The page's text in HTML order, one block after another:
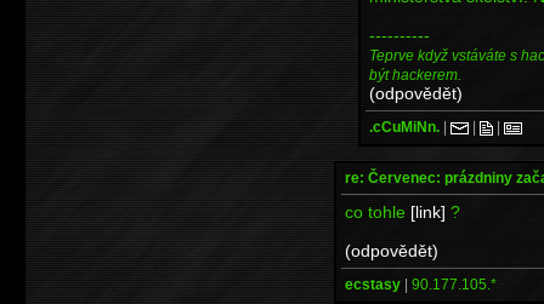
----------
Teprve když vstáváte s
být hackerem.
(odpovědět)
.cCuMiNn. | | |
re: Červenec: prázdniny
co tohle [link] ?
(odpovědět)
ecstasy | 90.177.105.*